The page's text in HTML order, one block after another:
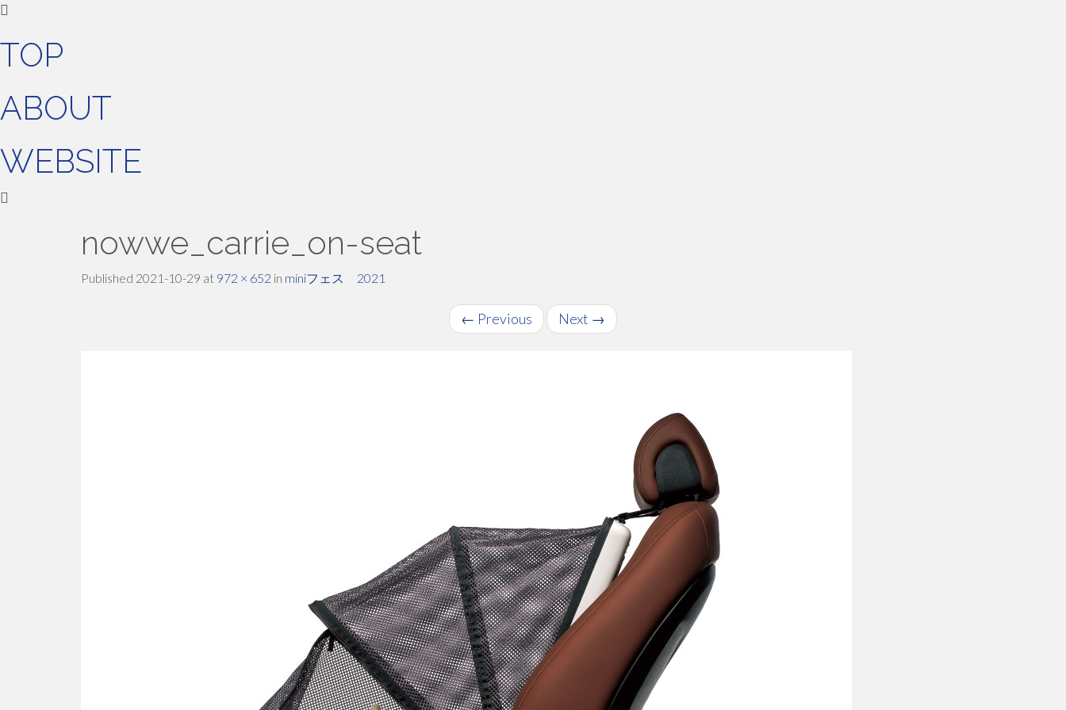
TOP
ABOUT
WEBSITE
nowwe_carrie_on-seat
Published 2021-10-29 at 972 × 652 in miniフェス 2021
← Previous Next →